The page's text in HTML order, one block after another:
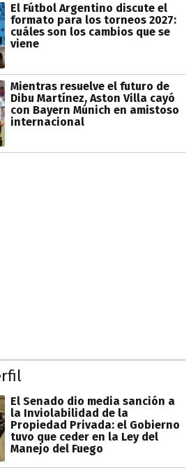
El Fútbol Argentino discute el
formato para los torneos 2027:
cuáles son los cambios que se
viene
Mientras resuelve el futuro de
Dibu Martínez, Aston Villa cayó
con Bayern Múnich en amistoso
internacional
El Senado dio media sanción a
la Inviolabilidad de la
Propiedad Privada: el Gobierno
tuvo que ceder en la Ley del
Manejo del Fuego